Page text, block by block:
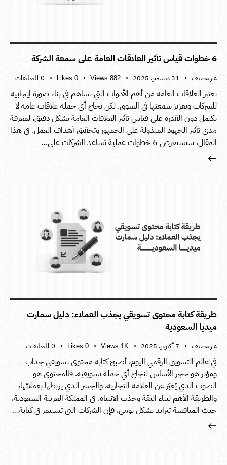
6 خطوات قياس تأثير العلاقات العامة على سمعة الشركة
غير مصنف 31 ديسمبر، 2025 882
Views
0
Likes
0 التعليقات
تعتبر العلاقات العامة من أهم الأدوات التي تساهم في بناء صورة إيجابية
للشركات وتعزيز سمعتها في السوق. لكن نجاح أي حملة علاقات عامة لا
يكتمل دون القدرة على قياس تأثير العلاقات العامة بشكل دقيق، لمعرفة
مدى تأثير الجهود المبذولة على الجمهور وتحقيق أهداف العمل. في هذا
المقال، سنستعرض 6 خطوات عملية تساعد الشركات على…
طريقة كتابة محتوى تسويقي يجذب العملاء: دليل سمارت
ميديا السعودية
غير مصنف 7 أكتوبر، 2025 1K
Views
0
Likes
0 التعليقات
في عالم التسويق الرقمي اليوم، أصبح كتابة محتوى تسويقي جذاب
ومؤثر هو حجر الأساس لنجاح أي حملة تسويقية. فالمحتوى هو
الصوت الذي يُعبّر عن العلامة التجارية، والجسر الذي يربطها بعملائها،
والطريقة الأهم لبناء الثقة وجذب الانتباه. في المملكة العربية السعودية،
حيث المنافسة تتزايد بشكل يومي، فإن الشركات التي تستثمر في كتابة…